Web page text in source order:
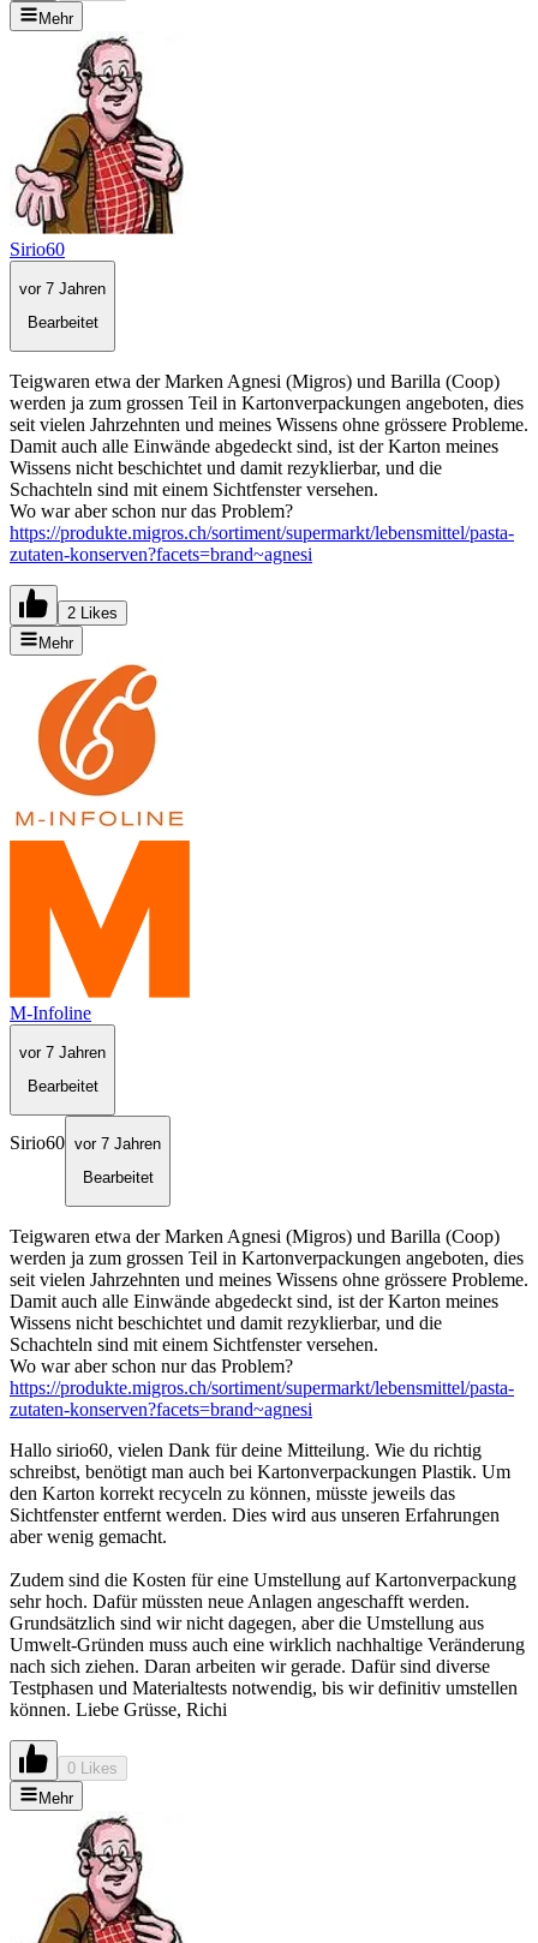
Mehr
Sirio60
vor 7 Jahren
Bearbeitet
Teigwaren etwa der Marken Agnesi (Migros) und Barilla (Coop)
werden ja zum grossen Teil in Kartonverpackungen angeboten, dies
seit vielen Jahrzehnten und meines Wissens ohne grössere Probleme.
Damit auch alle Einwände abgedeckt sind, ist der Karton meines
Wissens nicht beschichtet und damit rezyklierbar, und die
Schachteln sind mit einem Sichtfenster versehen.
Wo war aber schon nur das Problem?
https://produkte.migros.ch/sortiment/supermarkt/lebensmittel/pasta-
zutaten-konserven?facets=brand~agnesi
2 Likes
Mehr
M-Infoline
vor 7 Jahren
Bearbeitet
Sirio60 vor 7 Jahren
Bearbeitet
Teigwaren etwa der Marken Agnesi (Migros) und Barilla (Coop)
werden ja zum grossen Teil in Kartonverpackungen angeboten, dies
seit vielen Jahrzehnten und meines Wissens ohne grössere Probleme.
Damit auch alle Einwände abgedeckt sind, ist der Karton meines
Wissens nicht beschichtet und damit rezyklierbar, und die
Schachteln sind mit einem Sichtfenster versehen.
Wo war aber schon nur das Problem?
https://produkte.migros.ch/sortiment/supermarkt/lebensmittel/pasta-
zutaten-konserven?facets=brand~agnesi
Hallo sirio60, vielen Dank für deine Mitteilung. Wie du richtig
schreibst, benötigt man auch bei Kartonverpackungen Plastik. Um
den Karton korrekt recyceln zu können, müsste jeweils das
Sichtfenster entfernt werden. Dies wird aus unseren Erfahrungen
aber wenig gemacht.
Zudem sind die Kosten für eine Umstellung auf Kartonverpackung
sehr hoch. Dafür müssten neue Anlagen angeschafft werden.
Grundsätzlich sind wir nicht dagegen, aber die Umstellung aus
Umwelt-Gründen muss auch eine wirklich nachhaltige Veränderung
nach sich ziehen. Daran arbeiten wir gerade. Dafür sind diverse
Testphasen und Materialtests notwendig, bis wir definitiv umstellen
können. Liebe Grüsse, Richi
0 Likes
Mehr